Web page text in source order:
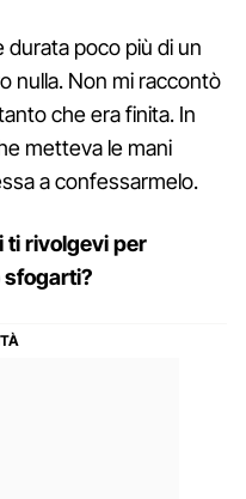
durata poco più di un
nulla. Non mi raccontò
che era finita. In
metteva le mani
a confessarmelo.
ti rivolgevi per
sfogarti?